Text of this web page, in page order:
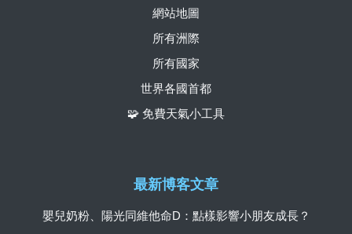
網站地圖
所有洲際
所有國家
世界各國首都
🧩 免費天氣小工具
最新博客文章
嬰兒奶粉、陽光同維他命D：點樣影響小朋友成長？